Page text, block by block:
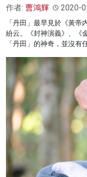
作者: 曹鴻輝 2020-
「丹田」最早見於《黃帝
紛云。《封神演義》、《
「丹田」的神奇，並沒有